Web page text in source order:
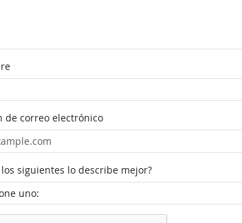
de correo electrónico
los siguientes lo describe mejor?